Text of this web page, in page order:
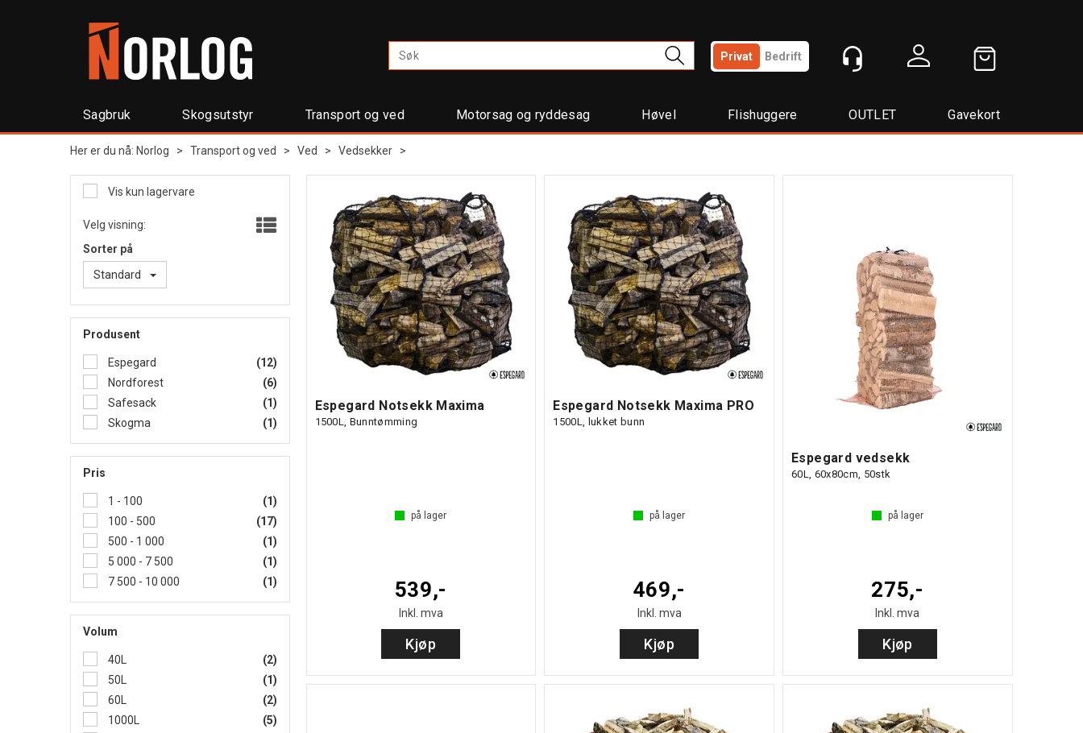
Privat Bedrift
Sagbruk Skogsutstyr Transport og ved Motorsag og ryddesag Høvel Flishuggere OUTLET Gavekort
Her er du nå: Norlog > Transport og ved > Ved > Vedsekker >
Vis kun lagervare
Velg visning:
Sorter på
Standard
Produsent
Espegard
(12)
Nordforest
(6)
Safesack
(1)
Skogma
(1)
Pris
1 - 100
(1)
100 - 500
(17)
500 - 1 000
(1)
5 000 - 7 500
(1)
7 500 - 10 000
(1)
Volum
40L
(2)
50L
(1)
60L
(2)
1000L
(5)
Espegard Notsekk Maxima
1500L, Bunntømming
på lager
539,-
Inkl. mva
Kjøp
Espegard Notsekk Maxima PRO
1500L, lukket bunn
på lager
469,-
Inkl. mva
Kjøp
Espegard vedsekk
60L, 60x80cm, 50stk
på lager
275,-
Inkl. mva
Kjøp